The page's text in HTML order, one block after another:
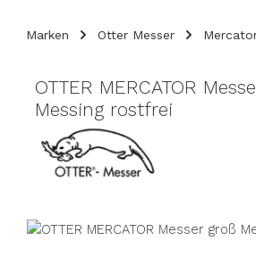
Marken Otter Messer
OTTER MERCATOR
Messing rostfrei
Bildergalerie überspringen